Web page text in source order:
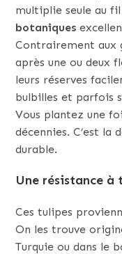
multiplie seule au
botaniques
Contrairement aux
après une ou deux
leurs réserves
bulbilles et parfois
Vous plantez une
décennies. C’est
durable.
Une résistance à
Ces tulipes
On les trouve
Turquie ou dans le